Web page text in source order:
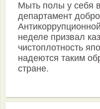
Мыть полы у себя
департамент
неделе призвал
чистоплотность
надеются таким
стране.